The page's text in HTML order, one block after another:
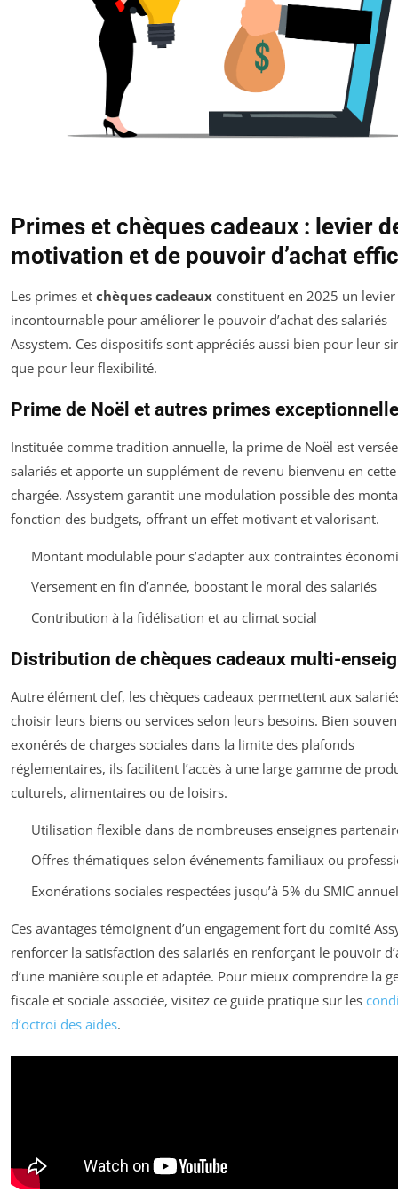
Primes et chèques cadeaux : levier
motivation et de pouvoir d’achat
Les primes et chèques cadeaux constituent en 2025 un levier
incontournable pour améliorer le pouvoir d’achat des salariés
Assystem. Ces dispositifs sont appréciés aussi bien pour leur
que pour leur flexibilité.
Prime de Noël et autres primes
Instituée comme tradition annuelle, la prime de Noël est
salariés et apporte un supplément de revenu bienvenu en
chargée. Assystem garantit une modulation possible des
fonction des budgets, offrant un effet motivant et valorisant.
Montant modulable pour s’adapter aux contraintes
Versement en fin d’année, boostant le moral des salariés
Contribution à la fidélisation et au climat social
Distribution de chèques cadeaux multi-
Autre élément clef, les chèques cadeaux permettent aux
choisir leurs biens ou services selon leurs besoins. Bien
exonérés de charges sociales dans la limite des plafonds
réglementaires, ils facilitent l’accès à une large gamme de
culturels, alimentaires ou de loisirs.
Utilisation flexible dans de nombreuses enseignes
Offres thématiques selon événements familiaux ou
Exonérations sociales respectées jusqu’à 5% du SMIC annuel
Ces avantages témoignent d’un engagement fort du comité
renforcer la satisfaction des salariés en renforçant le pouvoir
d’une manière souple et adaptée. Pour mieux comprendre la
fiscale et sociale associée, visitez ce guide pratique sur les
d’octroi des aides.